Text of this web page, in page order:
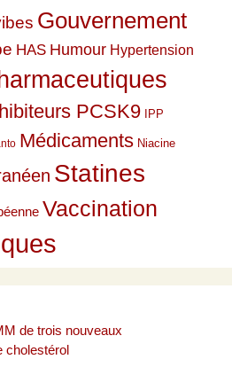
Gouvernement
HAS Humour Hypertension
PCSK9 IPP
Médicaments Niacine
Statines
Vaccination
de trois nouveaux
cholestérol